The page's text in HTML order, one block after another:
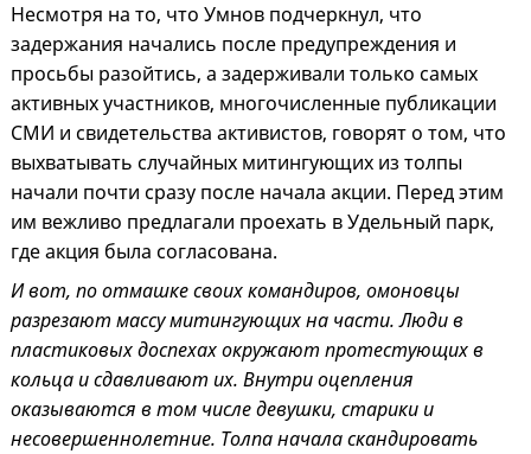
Несмотря на то, что Умнов подчеркнул, что
задержания начались после предупреждения и
просьбы разойтись, а задерживали только самых
активных участников, многочисленные публикации
СМИ и свидетельства активистов, говорят о том, что
выхватывать случайных митингующих из толпы
начали почти сразу после начала акции. Перед этим
им вежливо предлагали проехать в Удельный парк,
где акция была согласована.
И вот, по отмашке своих командиров, омоновцы
разрезают массу митингующих на части. Люди в
пластиковых доспехах окружают протестующих в
кольца и сдавливают их. Внутри оцепления
оказываются в том числе девушки, старики и
несовершеннолетние. Толпа начала скандировать